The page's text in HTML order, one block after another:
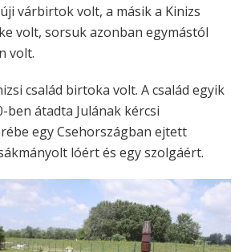
várbirtok volt, a másik a Kinizs
volt, sorsuk azonban egymástól
volt.
család birtoka volt. A család egyik
ben átadta Julának kércsi
egy Csehországban ejtett
lóért és egy szolgáért.